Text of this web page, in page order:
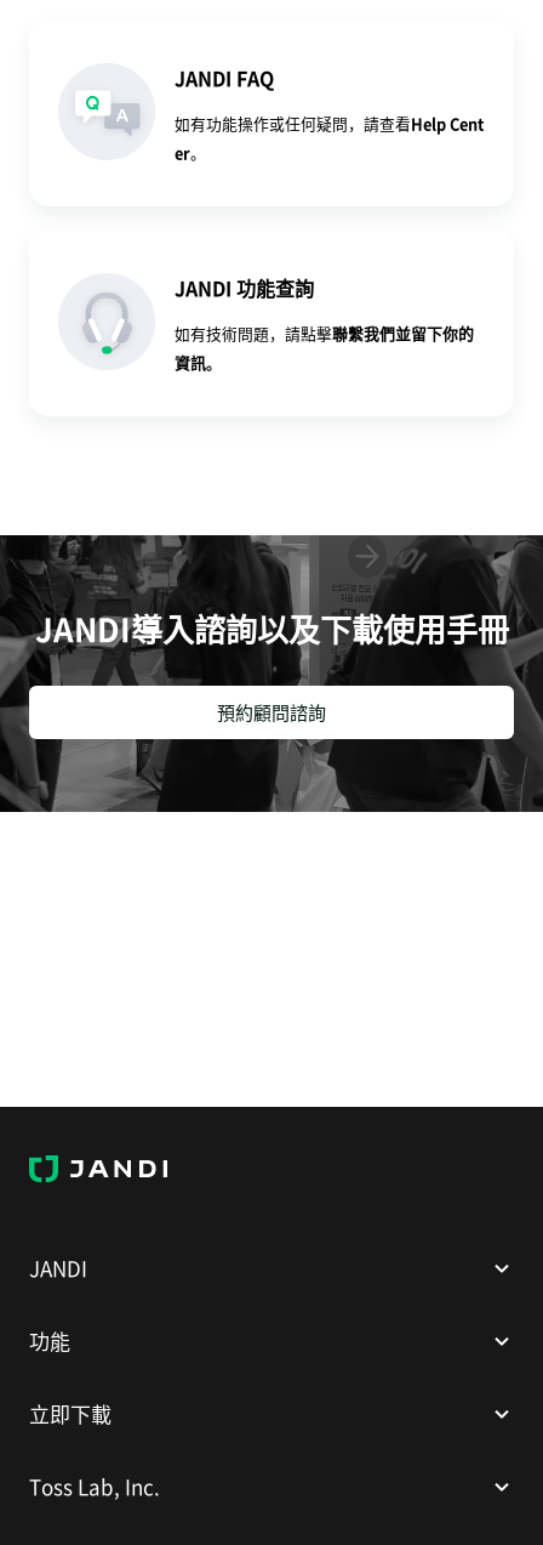
JANDI FAQ
如有功能操作或任何疑問，請查看Help Cent
er。
JANDI 功能查詢
如有技術問題，請點擊聯繫我們並留下你的
資訊。
JANDI導入諮詢以及下載使用手冊
預約顧問諮詢
J
A
JANDI
功能
立即下載
Toss Lab, Inc.